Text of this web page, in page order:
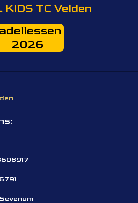
KIDS TC Velden
2026